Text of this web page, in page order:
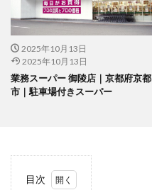
2025年10月13日
2025年10月13日
業務スーパー 御陵店｜京都府京都
市｜駐車場付きスーパー
目次